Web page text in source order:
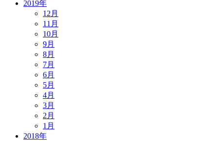
2019年
12月
11月
10月
9月
8月
7月
6月
5月
4月
3月
2月
1月
2018年